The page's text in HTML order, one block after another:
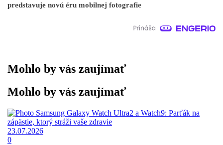
predstavuje novú éru mobilnej fotografie
Mohlo by vás zaujímať
Mohlo by vás zaujímať
23.07.2026
0